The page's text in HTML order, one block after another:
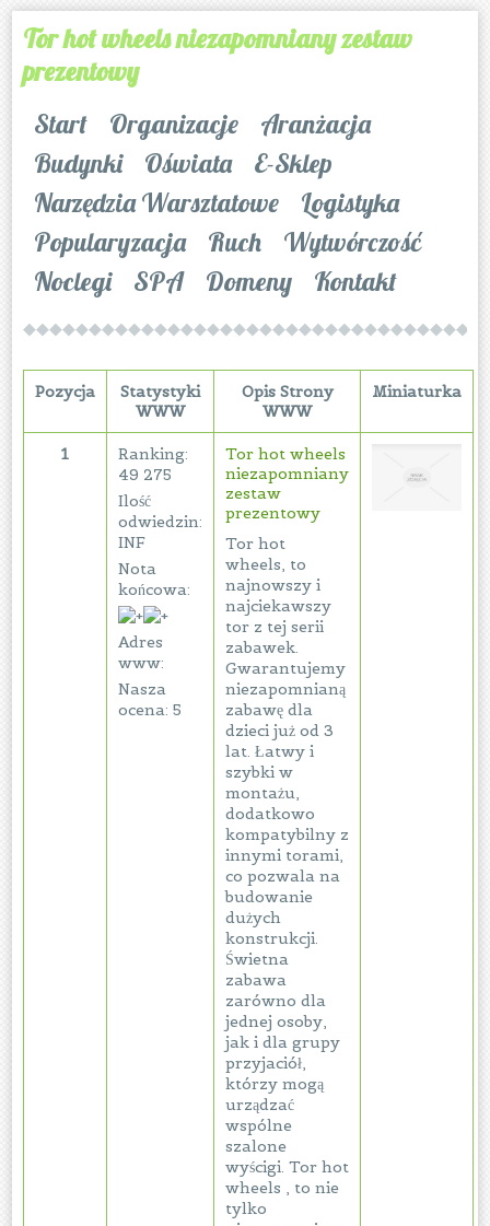
Tor hot wheels niezapomniany zestaw
prezentowy
Start
Organizacje
Aranżacja
Budynki
Oświata
E-Sklep
Narzędzia Warsztatowe
Logistyka
Popularyzacja
Ruch
Wytwórczość
Noclegi
SPA Domeny Kontakt
Pozycja
Statystyki
WWW
Opis Strony
WWW
Miniaturka
1
Ranking:
49 275
Ilość
odwiedzin:
INF
Nota
końcowa:
Adres
www:
Nasza
ocena: 5
Tor hot wheels
niezapomniany
zestaw
prezentowy
Tor hot
wheels, to
najnowszy i
najciekawszy
tor z tej serii
zabawek.
Gwarantujemy
niezapomnianą
zabawę dla
dzieci już od 3
lat. Łatwy i
szybki w
montażu,
dodatkowo
kompatybilny z
innymi torami,
co pozwala na
budowanie
dużych
konstrukcji.
Świetna
zabawa
zarówno dla
jednej osoby,
jak i dla grupy
przyjaciół,
którzy mogą
urządzać
wspólne
szalone
wyścigi. Tor hot
wheels , to nie
tylko